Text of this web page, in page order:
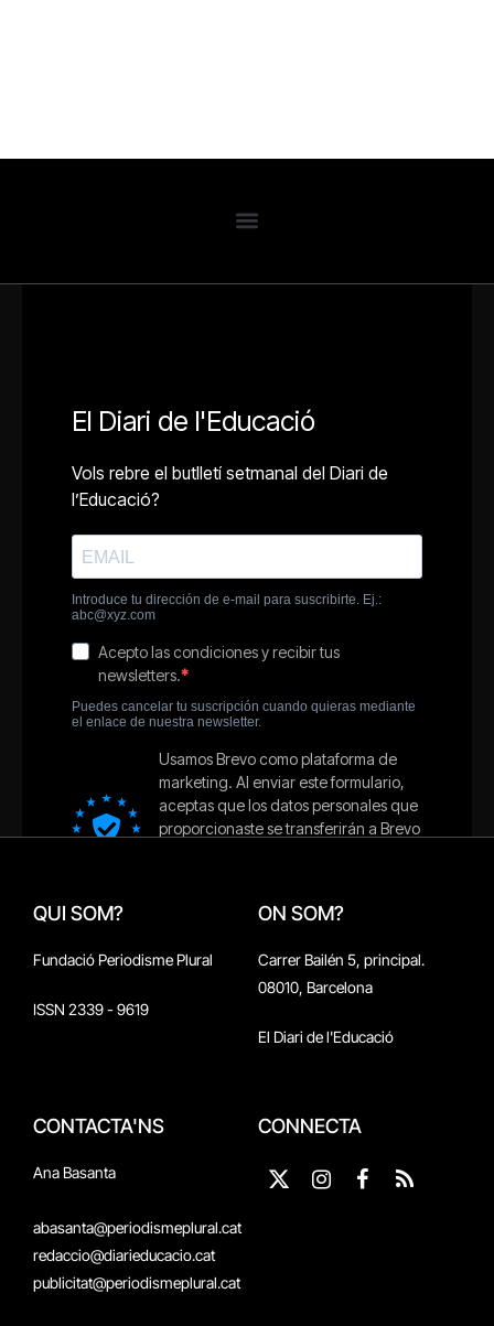
QUI SOM?
Fundació Periodisme Plural
ISSN 2339 - 9619
ON SOM?
Carrer Bailén 5, principal.
08010, Barcelona
El Diari de l'Educació
CONTACTA'NS
Ana Basanta
abasanta@periodismeplural.cat
redaccio@diarieducacio.cat
publicitat@periodismeplural.cat
CONNECTA
X
Instagram
Facebook
RSS